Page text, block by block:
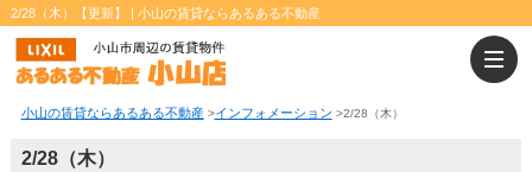
2/28（木）【更新】 | 小山の賃貸ならあるある不動産
小山の賃貸ならあるある不動産>インフォメーション >2/28（木）
2/28（木）